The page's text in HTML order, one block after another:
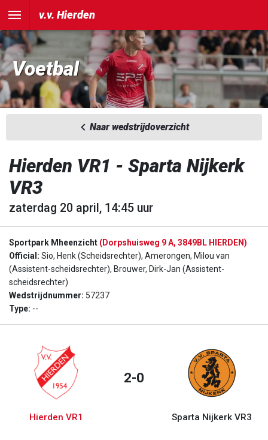
v.v. Hierden
Voetbal
Naar wedstrijdoverzicht
Hierden VR1 - Sparta Nijkerk
VR3
zaterdag 20 april, 14:45 uur
Sportpark Mheenzicht (Dorpshuisweg 9 A, 3849BL HIERDEN)
Official: Sio, Henk (Scheidsrechter), Amerongen, Milou van
(Assistent-scheidsrechter), Brouwer, Dirk-Jan (Assistent-
scheidsrechter)
Wedstrijdnummer: 57237
Type: --
Hierden VR1
2-0
Sparta Nijkerk VR3